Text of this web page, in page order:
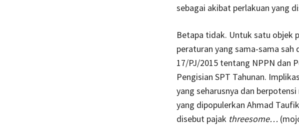
sebagai akibat perlakuan yang
Betapa tidak. Untuk satu objek
peraturan yang sama-sama sah
17/PJ/2015 tentang NPPN dan
Pengisian SPT Tahunan.
yang seharusnya dan
yang dipopulerkan Ahmad
disebut pajak threesome…